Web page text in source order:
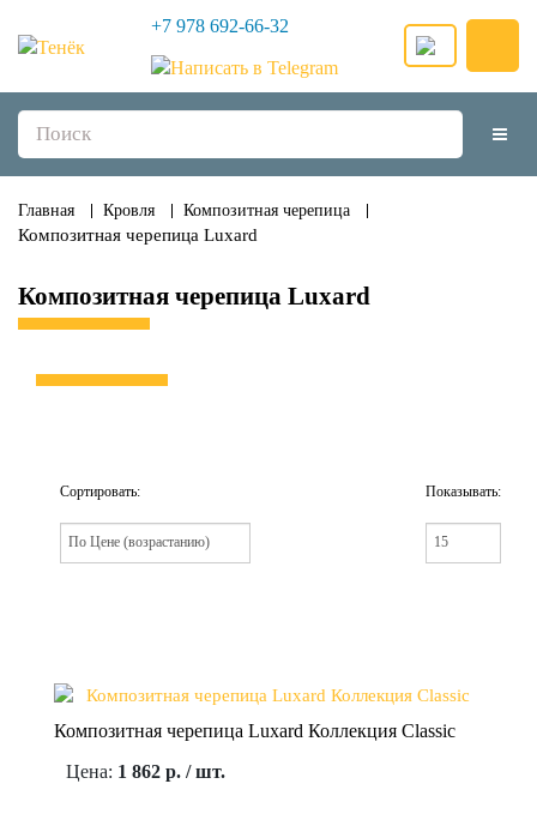
+7 978 692-66-32
Главная Кровля Композитная черепица
Композитная черепица Luxard
Композитная черепица Luxard
Сортировать: Показывать:
Композитная черепица Luxard Коллекция Classic
Цена: 1 862 р. / шт.